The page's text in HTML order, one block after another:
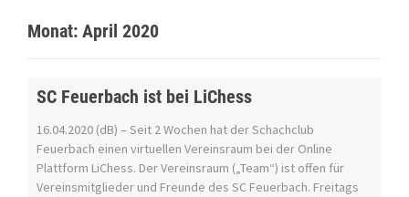
Monat: April 2020
SC Feuerbach ist bei LiChess
16.04.2020 (dB) – Seit 2 Wochen hat der Schachclub
Feuerbach einen virtuellen Vereinsraum bei der Online
Plattform LiChess. Der Vereinsraum („Team“) ist offen für
Vereinsmitglieder und Freunde des SC Feuerbach. Freitags